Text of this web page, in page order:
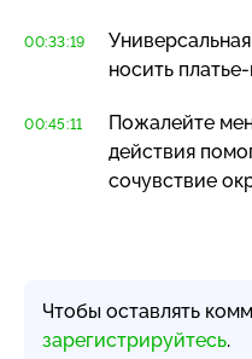
00:33:19
носить
00:45:11
Пожалейте
действия
сочувствие
Чтобы оставлять
зарегистрируйтесь.